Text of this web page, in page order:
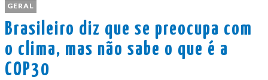
GERAL
Brasileiro diz que se preocupa com
o clima, mas não sabe o que é a
COP30